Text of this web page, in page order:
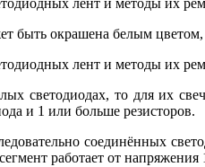
быть окрашена белым
светодиодах, то для их
и 1 или больше резисторов.
соединённых
работает от напряжения